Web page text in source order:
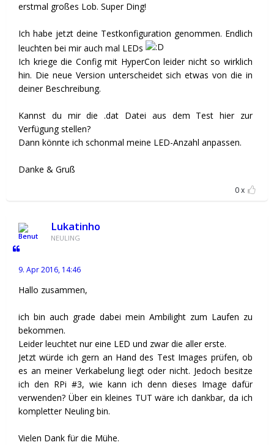
erstmal großes Lob. Super Ding!
Ich habe jetzt deine Testkonfiguration genommen. Endlich
leuchten bei mir auch mal LEDs
Ich kriege die Config mit HyperCon leider nicht so wirklich
hin. Die neue Version unterscheidet sich etwas von die in
deiner Beschreibung.
Kannst du mir die .dat Datei aus dem Test hier zur
Verfügung stellen?
Dann könnte ich schonmal meine LED-Anzahl anpassen.
Danke & Gruß
0
Lukatinho
NEULING
9. Apr 2016, 14:46
Hallo zusammen,
ich bin auch grade dabei mein Ambilight zum Laufen zu
bekommen.
Leider leuchtet nur eine LED und zwar die aller erste.
Jetzt würde ich gern an Hand des Test Images prüfen, ob
es an meiner Verkabelung liegt oder nicht. Jedoch besitze
ich den RPi #3, wie kann ich denn dieses Image dafür
verwenden? Über ein kleines TUT wäre ich dankbar, da ich
kompletter Neuling bin.
Vielen Dank für die Mühe.